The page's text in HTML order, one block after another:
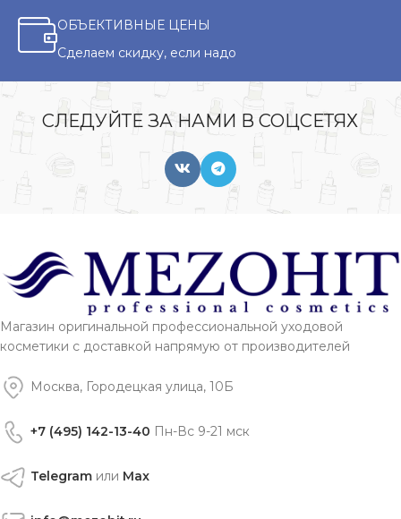
ОБЪЕКТИВНЫЕ ЦЕНЫ
Сделаем скидку, если надо
СЛЕДУЙТЕ ЗА НАМИ В СОЦСЕТЯХ
Магазин оригинальной профессиональной уходовой
косметики с доставкой напрямую от производителей
Москва, Городецкая улица, 10Б
+7 (495) 142-13-40 Пн-Вс 9-21 мск
Telegram или Max